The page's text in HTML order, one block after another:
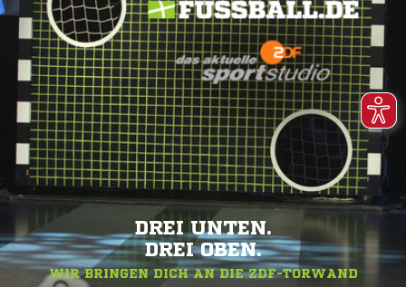
DREI UNTEN.
DREI OBEN.
WIR BRINGEN DICH AN DIE ZDF-TORWAND